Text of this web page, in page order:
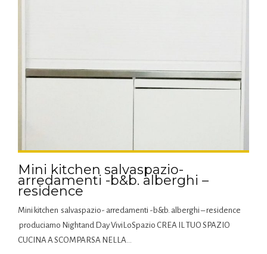
Mini kitchen salvaspazio-
arredamenti -b&b. alberghi –
residence
Mini kitchen salvaspazio- arredamenti -b&b. alberghi – residence
produciamo Nightand Day ViviLoSpazio CREA IL TUO SPAZIO
CUCINA A SCOMPARSA NELLA...